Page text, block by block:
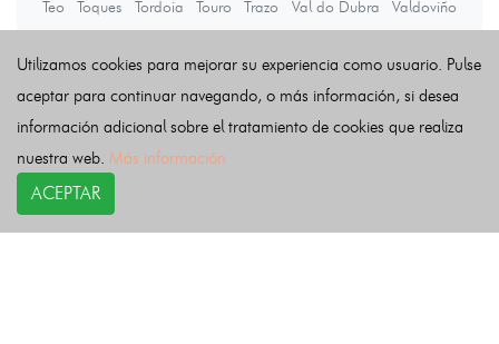
Teo
Toques Tordoia Touro Trazo Val do Dubra
Valdoviño
Últimas noticias
Utilizamos cookies para mejorar su experiencia como usuario. Pulse
aceptar para continuar navegando, o más información, si desea
información adicional sobre el tratamiento de cookies que realiza
nuestra web. Más información
ACEPTAR